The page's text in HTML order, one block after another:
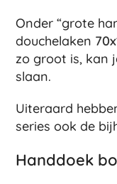
Onder “grote
douchelaken
zo groot is, kan
slaan.
Uiteraard
series ook de
Handdoek